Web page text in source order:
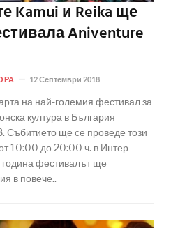
Kamui и Reika ще
Aniventure
12 Септември 2018
на най-големия фестивал за
култура в България
ще се проведе този
10:00 до 20:00 ч. в Интер
фестивалът ще
в повече..